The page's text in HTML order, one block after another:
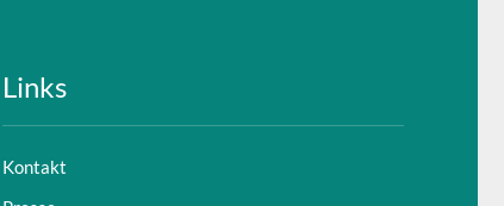
Links
Kontakt